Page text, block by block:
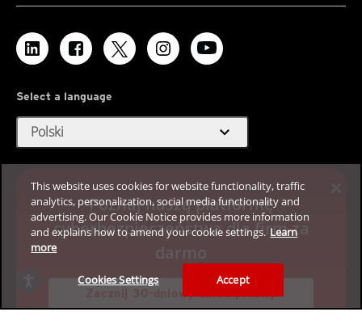
Select a language
Polski expand_more
Poznaj naszą platformę
cyberbezpieczeństwa dla firm za
Zacznij 30-dniowy okres próbny
This website uses cookies for website functionality, traffic
analytics, personalization, social media functionality and
advertising. Our Cookie Notice provides more information
and explains how to amend your cookie settings. Learn
more
Cookies Settings Accept